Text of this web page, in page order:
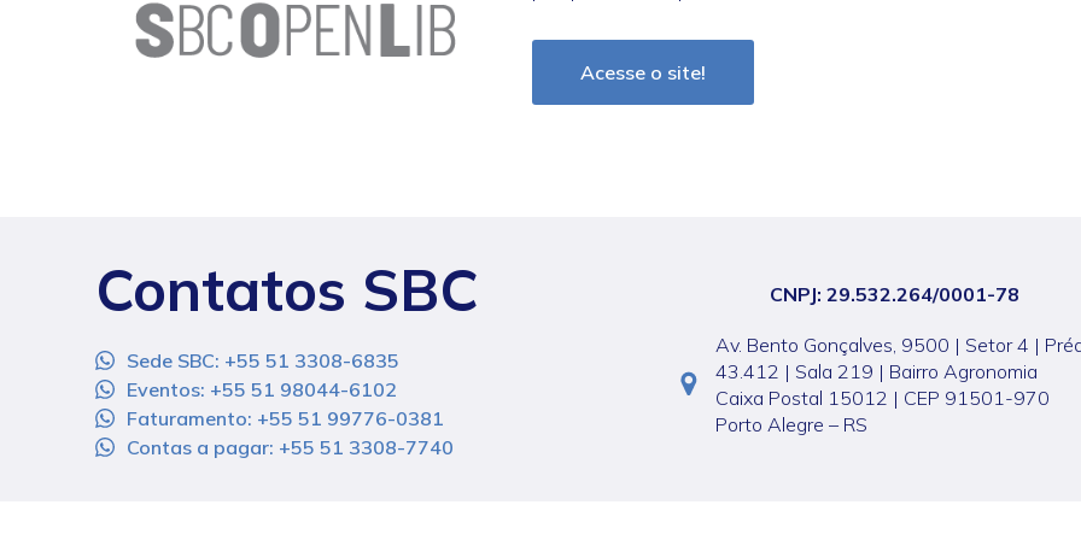
Acesse o site!
Contatos SBC
Sede SBC: +55 51 3308-6835
Eventos: +55 51 98044-6102
Faturamento: +55 51 99776-0381
Contas a pagar: +55 51 3308-7740
CNPJ: 29.532.264/0001-78
Av. Bento Gonçalves, 9500 | Setor 4 |
43.412 | Sala 219 | Bairro Agronomia
Caixa Postal 15012 | CEP 91501-970
Porto Alegre – RS